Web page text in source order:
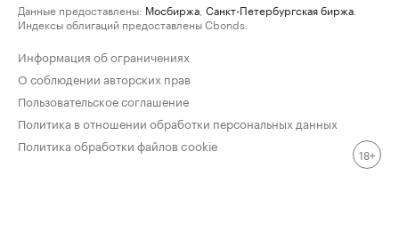
Данные предоставлены: Мосбиржа Санкт-Петербургская биржа
Индексы облигаций предоставлены Cbonds.
Информация об ограничениях
О соблюдении авторских прав
Пользовательское соглашение
Политика в отношении обработки персональных данных
Политика обработки файлов cookie
18+